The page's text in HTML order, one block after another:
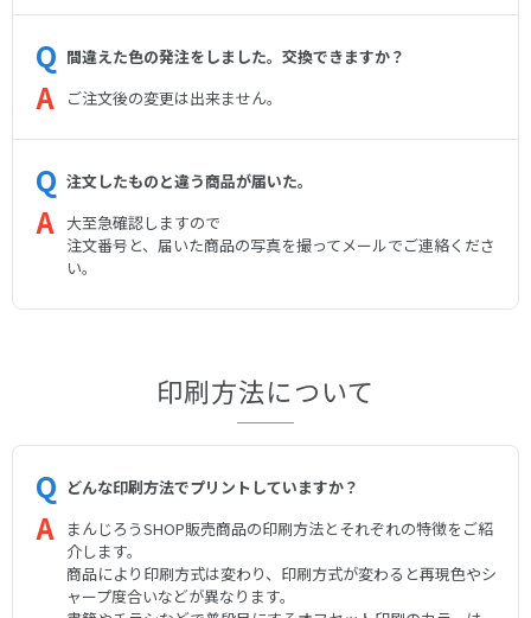
間違えた色の発注をしました。交換できますか？
ご注文後の変更は出来ません。
注文したものと違う商品が届いた。
大至急確認しますので
注文番号と、届いた商品の写真を撮ってメールでご連絡くださ
い。
印刷方法について
どんな印刷方法でプリントしていますか？
まんじろうSHOP販売商品の印刷方法とそれぞれの特徴をご紹
介します。
商品により印刷方式は変わり、印刷方式が変わると再現色やシ
ャープ度合いなどが異なります。